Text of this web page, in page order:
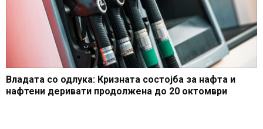
Владата со одлука: Кризната состојба за нафта и
нафтени деривати продолжена до 20 октомври